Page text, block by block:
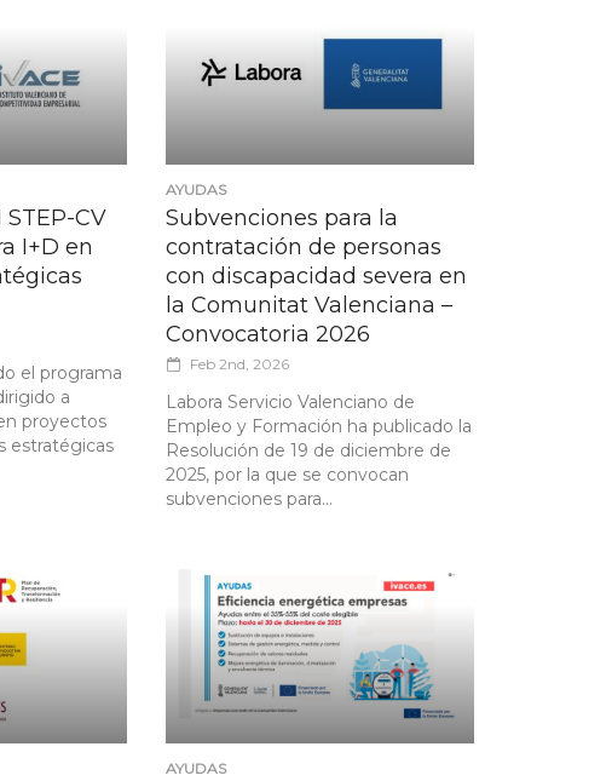
STEP-CV
I+D en
el programa
a
proyectos
estratégicas
AYUDAS
Subvenciones para la
contratación de personas
con discapacidad severa en
la Comunitat Valenciana –
Convocatoria 2026
Feb 2nd, 2026
Labora Servicio Valenciano de
Empleo y Formación ha publicado la
Resolución de 19 de diciembre de
2025, por la que se convocan
subvenciones para...
AYUDAS